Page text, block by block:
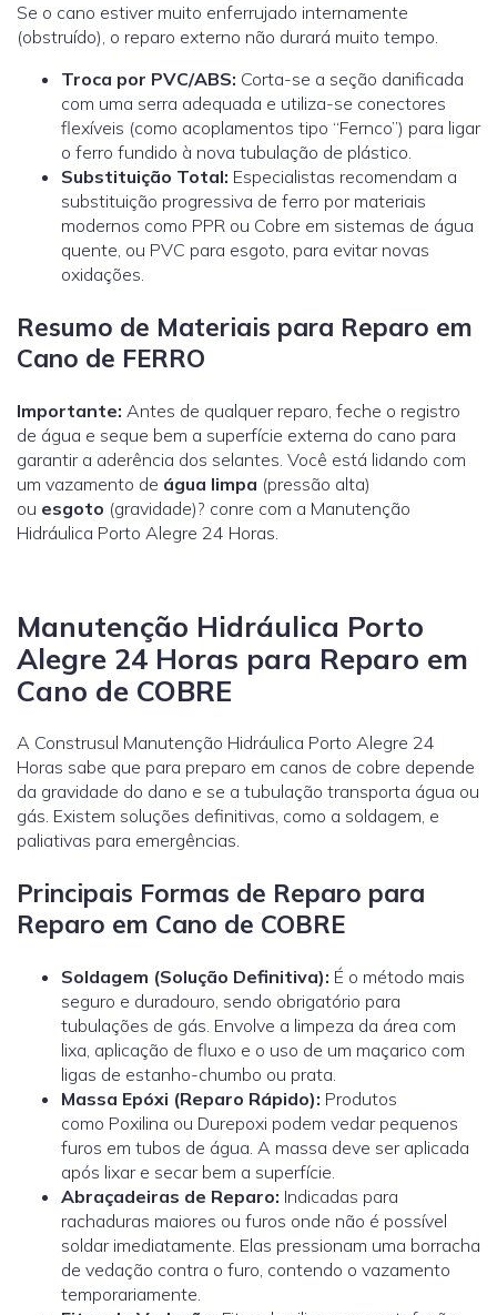
Se o cano estiver muito enferrujado internamente
(obstruído), o reparo externo não durará muito tempo.
Troca por PVC/ABS: Corta-se a seção danificada
com uma serra adequada e utiliza-se conectores
flexíveis (como acoplamentos tipo “Fernco”) para ligar
o ferro fundido à nova tubulação de plástico.
Substituição Total: Especialistas recomendam a
substituição progressiva de ferro por materiais
modernos como PPR ou Cobre em sistemas de água
quente, ou PVC para esgoto, para evitar novas
oxidações.
Resumo de Materiais para Reparo em
Cano de FERRO
Importante: Antes de qualquer reparo, feche o registro
de água e seque bem a superfície externa do cano para
garantir a aderência dos selantes. Você está lidando com
um vazamento de água limpa (pressão alta)
ou esgoto (gravidade)? conre com a Manutenção
Hidráulica Porto Alegre 24 Horas.
Manutenção Hidráulica Porto
Alegre 24 Horas para Reparo em
Cano de COBRE
A Construsul Manutenção Hidráulica Porto Alegre 24
Horas sabe que para preparo em canos de cobre depende
da gravidade do dano e se a tubulação transporta água ou
gás. Existem soluções definitivas, como a soldagem, e
paliativas para emergências.
Principais Formas de Reparo para
Reparo em Cano de COBRE
Soldagem (Solução Definitiva): É o método mais
seguro e duradouro, sendo obrigatório para
tubulações de gás. Envolve a limpeza da área com
lixa, aplicação de fluxo e o uso de um maçarico com
ligas de estanho-chumbo ou prata.
Massa Epóxi (Reparo Rápido): Produtos
como Poxilina ou Durepoxi podem vedar pequenos
furos em tubos de água. A massa deve ser aplicada
após lixar e secar bem a superfície.
Abraçadeiras de Reparo: Indicadas para
rachaduras maiores ou furos onde não é possível
soldar imediatamente. Elas pressionam uma borracha
de vedação contra o furo, contendo o vazamento
temporariamente.